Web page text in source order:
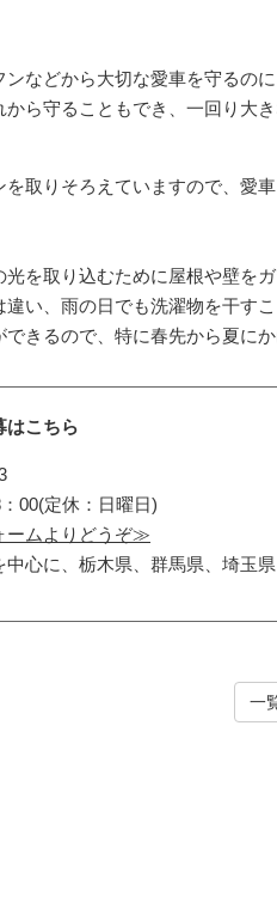
などから大切な愛車を守るの
ら守ることもでき、一回り大
取りそろえていますので、愛
を取り込むために屋根や壁を
違い、雨の日でも洗濯物を干す
きるので、特に春先から夏に
はこちら
00(定休：日曜日)
ームよりどうぞ≫
中心に、栃木県、群馬県、埼玉県
一